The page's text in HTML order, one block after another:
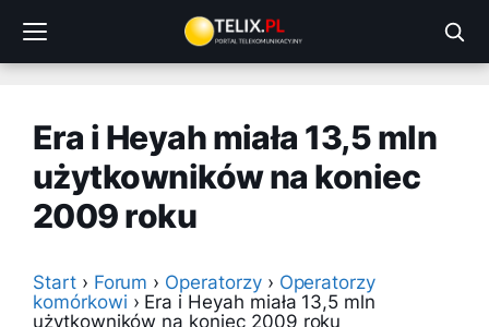
treści
Era i Heyah miała 13,5 mln
użytkowników na koniec
2009 roku
Start › Forum › Operatorzy › Operatorzy
komórkowi › Era i Heyah miała 13,5 mln
użytkowników na koniec 2009 roku